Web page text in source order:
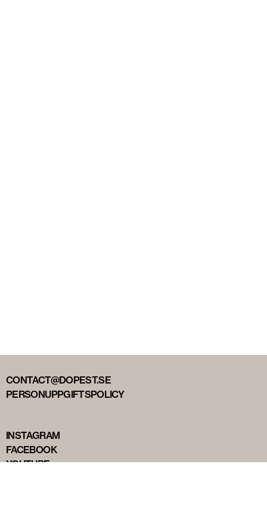
CONTACT@DOPEST.SE
PERSONUPPGIFTSPOLICY
INSTAGRAM
FACEBOOK
YOUTUBE